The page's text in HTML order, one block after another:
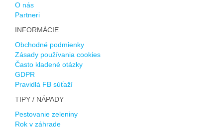
O nás
Partneri
INFORMÁCIE
Obchodné podmienky
Zásady používania cookies
Často kladené otázky
GDPR
Pravidlá FB súťaží
TIPY / NÁPADY
Pestovanie zeleniny
Rok v záhrade